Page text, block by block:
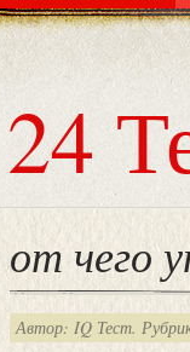
24
от чего
Автор: IQ Тест.